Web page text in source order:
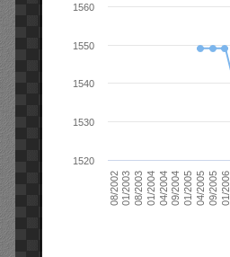
08/200201/200308/200301/200404/200409/200401/200504/200509/200501/2006
1520
1530
1540
1550
1560